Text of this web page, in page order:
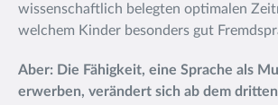
wissenschaftlich belegten optimalen
welchem Kinder besonders gut
Aber: Die Fähigkeit, eine Sprache als
erwerben, verändert sich ab dem